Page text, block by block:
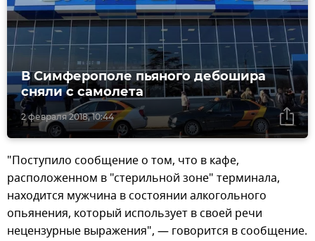
2 февраля 2018, 10:44
В Симферополе пьяного дебошира
сняли с самолета
"Поступило сообщение о том, что в кафе,
расположенном в "стерильной зоне" терминала,
находится мужчина в состоянии алкогольного
опьянения, который использует в своей речи
нецензурные выражения", — говорится в сообщение.